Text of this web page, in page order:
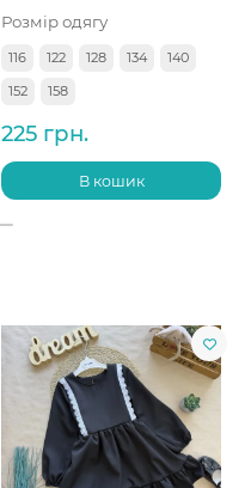
Розмір одягу
116 122 128 134
140
152
158
225 грн.
В кошик